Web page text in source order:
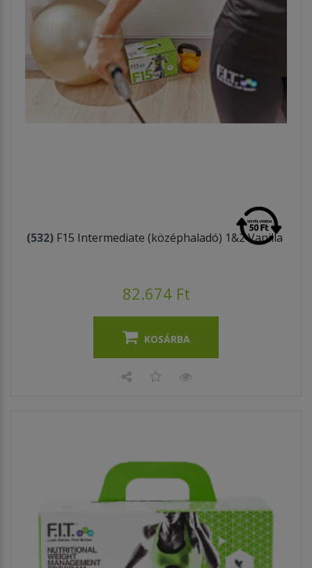
(532) F15 Intermediate (középhaladó) 1&2 Vanilla
82.674 Ft
KOSÁRBA